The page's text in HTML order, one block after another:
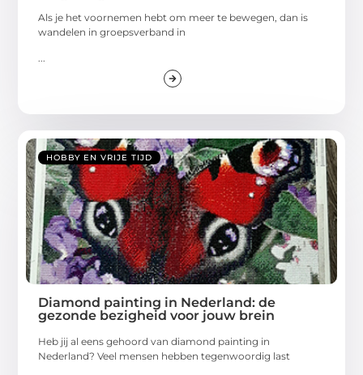
Als je het voornemen hebt om meer te bewegen, dan is
wandelen in groepsverband in
...
HOBBY EN VRIJE TIJD
Diamond painting in Nederland: de
gezonde bezigheid voor jouw brein
Heb jij al eens gehoord van diamond painting in
Nederland? Veel mensen hebben tegenwoordig last